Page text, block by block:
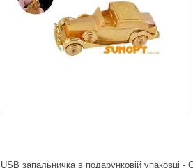
USB запальничка в подарунковій упаковці -